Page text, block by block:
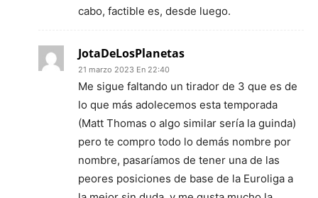
cabo, factible es, desde luego.
JotaDeLosPlanetas
21 marzo 2023 En 22:40
Me sigue faltando un tirador de 3 que es de
lo que más adolecemos esta temporada
(Matt Thomas o algo similar sería la guinda)
pero te compro todo lo demás nombre por
nombre, pasaríamos de tener una de las
peores posiciones de base de la Euroliga a